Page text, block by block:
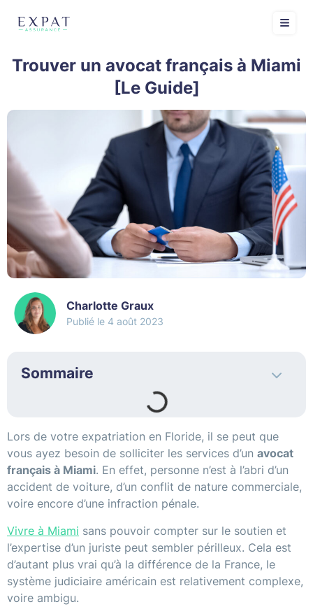
Trouver un avocat français à Miami
[Le Guide]
Charlotte Graux
4 août 2023
Sommaire
Lors de votre expatriation en Floride, il se peut que
vous ayez besoin de solliciter les services d’un avocat
français à Miami. En effet, personne n’est à l’abri d’un
accident de voiture, d’un conflit de nature commerciale,
voire encore d’une infraction pénale.
Vivre à Miami sans pouvoir compter sur le soutien et
l’expertise d’un juriste peut sembler périlleux. Cela est
d’autant plus vrai qu’à la différence de la France, le
système judiciaire américain est relativement complexe,
voire ambigu.